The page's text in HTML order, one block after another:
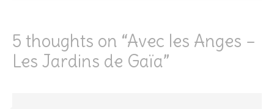
5 thoughts on “Avec les Anges –
Les Jardins de Gaïa”